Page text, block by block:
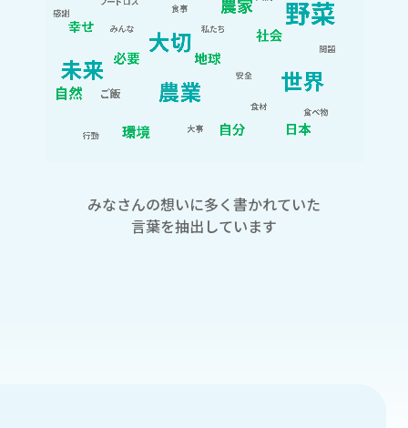
みなさんの想いに多く書かれていた
言葉を抽出しています